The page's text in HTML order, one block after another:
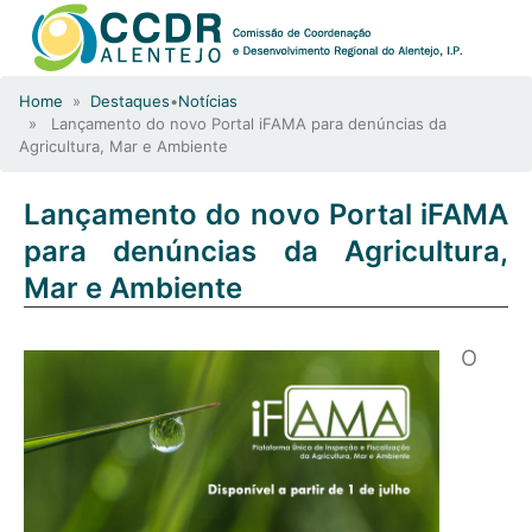
Home » Destaques•Notícias
» Lançamento do novo Portal iFAMA para denúncias da
Agricultura, Mar e Ambiente
Lançamento do novo Portal iFAMA
para denúncias da Agricultura,
Mar e Ambiente
O